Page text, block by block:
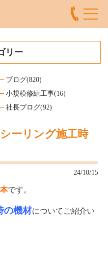
リー
ブログ(820)
小規模修繕工事(16)
社長ブログ(92)
ーリング施工時
24/10/15
です。
の機材についてご紹介い